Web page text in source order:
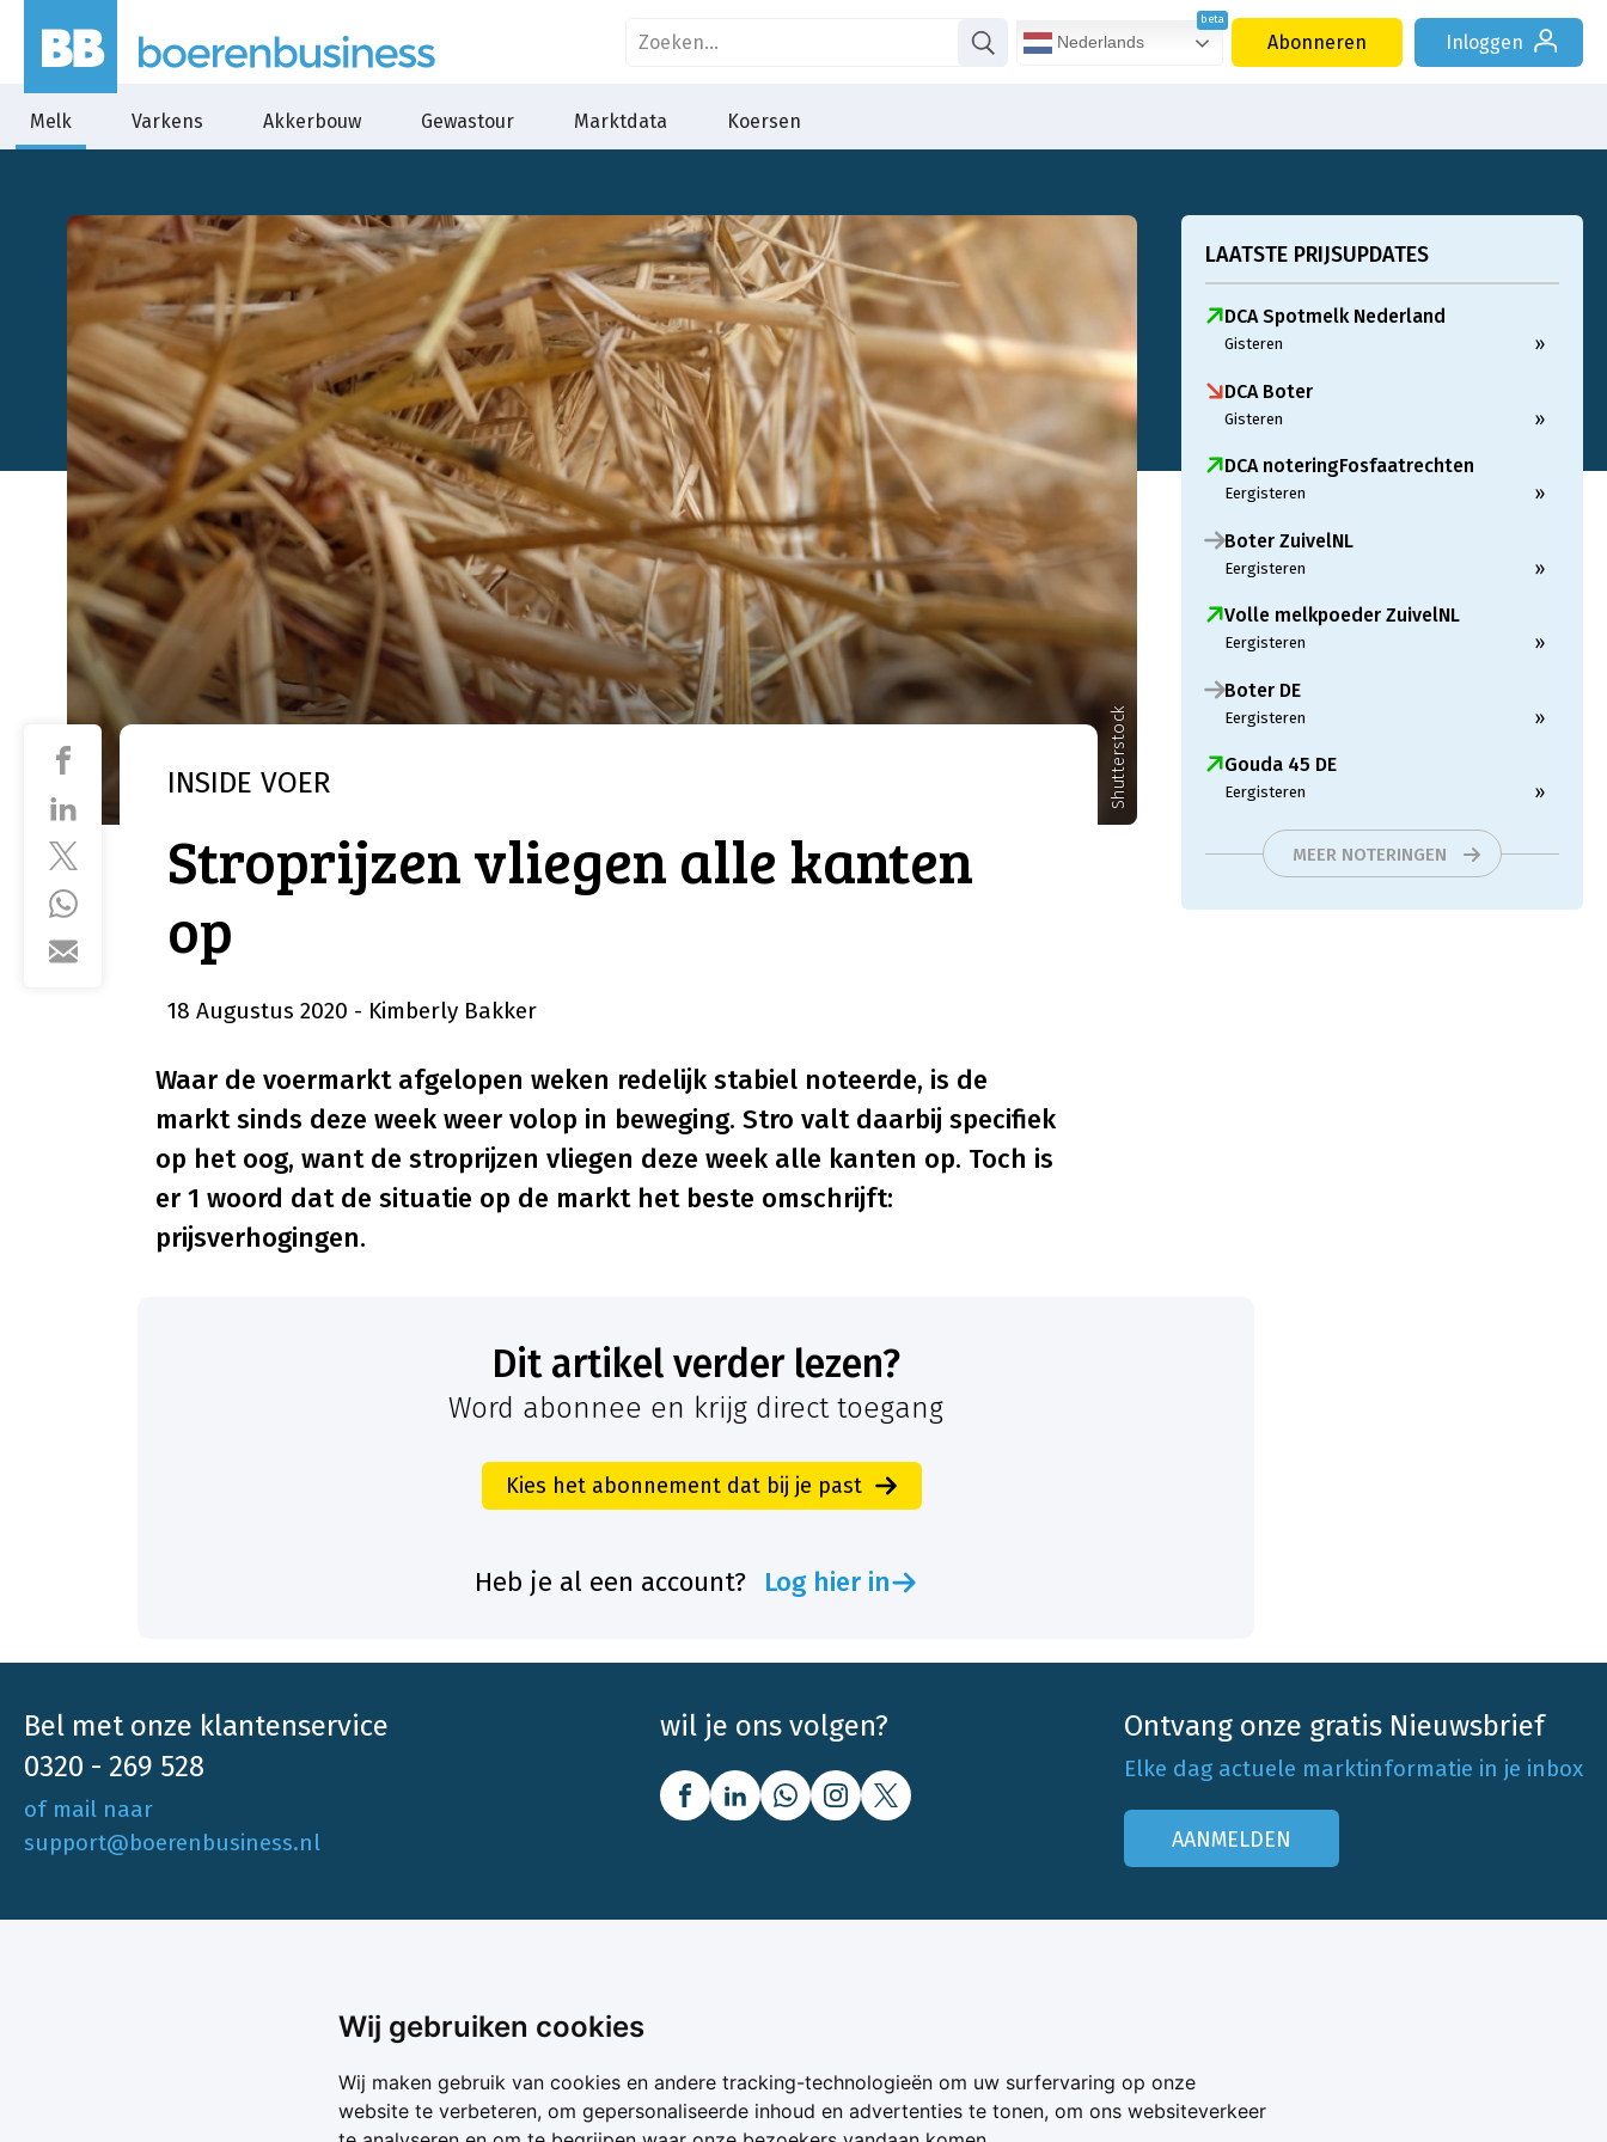
Wij gebruiken cookies
Wij maken gebruik van cookies en andere tracking-technologieën om uw surfervaring op onze
website te verbeteren, om gepersonaliseerde inhoud en advertenties te tonen, om ons websiteverkeer
Nederlands Abonneren Inloggen
Melk Varkens Akkerbouw Gewastour Marktdata Koersen
Shutterstock
INSIDE VOER
Stroprijzen vliegen alle kanten
op
18 Augustus 2020 - Kimberly Bakker
Waar de voermarkt afgelopen weken redelijk stabiel noteerde, is de
markt sinds deze week weer volop in beweging. Stro valt daarbij specifiek
op het oog, want de stroprijzen vliegen deze week alle kanten op. Toch is
er 1 woord dat de situatie op de markt het beste omschrijft:
prijsverhogingen.
LAATSTE PRIJSUPDATES
DCA Spotmelk Nederland
Gisteren »
DCA Boter
Gisteren »
DCA noteringFosfaatrechten
Eergisteren »
Boter ZuivelNL
Eergisteren »
Volle melkpoeder ZuivelNL
Eergisteren »
Boter DE
Eergisteren »
Gouda 45 DE
Eergisteren »
MEER NOTERINGEN
Dit artikel verder lezen?
Word abonnee en krijg direct toegang
Kies het abonnement dat bij je past
Heb je al een account? Log hier in
Bel met onze klantenservice
0320 - 269 528
of mail naar
support@boerenbusiness.nl
wil je ons volgen? Ontvang onze gratis Nieuwsbrief
Elke dag actuele marktinformatie in je inbox
AANMELDEN
Boerenbusiness is je partner op het gebied
van onafhankelijke en betrouwbare
Ons aanbod
Melk & Voer
Melkprijsvergelijker
Bedrijfsabonnementen
Mijn Boerenbusiness
Adverteren